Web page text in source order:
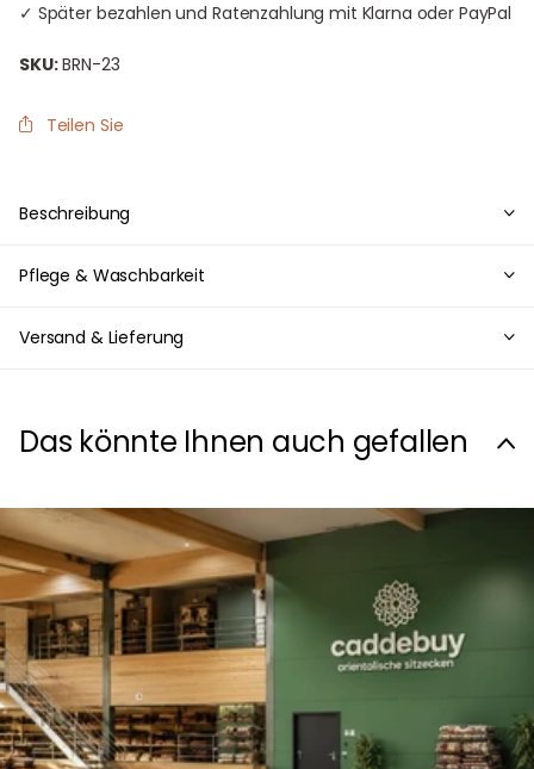
✓ Später bezahlen und Ratenzahlung mit Klarna oder PayPal
SKU:BRN-23
Teilen Sie
Beschreibung
Pflege & Waschbarkeit
Versand & Lieferung
Das könnte Ihnen auch gefallen